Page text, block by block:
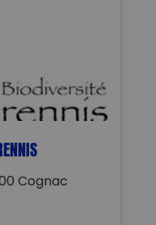
Cognac